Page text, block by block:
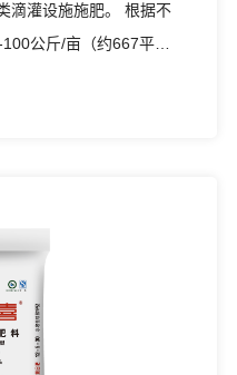
设施施肥。 根据不
公斤/亩（约667平方
滴灌施肥，建议用量5-